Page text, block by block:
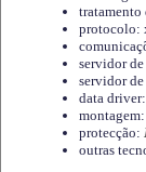
tratamento
protocolo:
servidor
servidor
data
protecção:
outras